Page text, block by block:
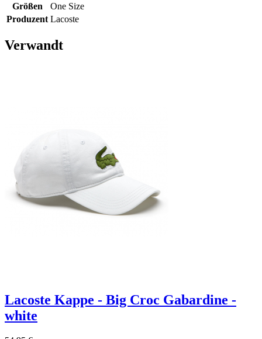
Größen
One Size
Produzent Lacoste
Verwandt
Lacoste Kappe - Big Croc Gabardine -
white